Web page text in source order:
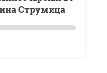
Струмица